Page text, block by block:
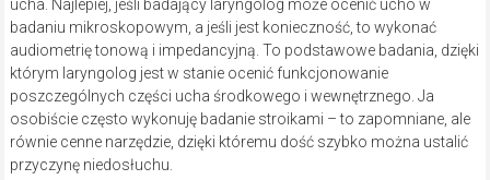
ucha. Najlepiej, jeśli badający laryngolog może ocenić ucho w
badaniu mikroskopowym, a jeśli jest konieczność, to wykonać
audiometrię tonową i impedancyjną. To podstawowe badania, dzięki
którym laryngolog jest w stanie ocenić funkcjonowanie
poszczególnych części ucha środkowego i wewnętrznego. Ja
osobiście często wykonuję badanie stroikami – to zapomniane, ale
równie cenne narzędzie, dzięki któremu dość szybko można ustalić
przyczynę niedosłuchu.